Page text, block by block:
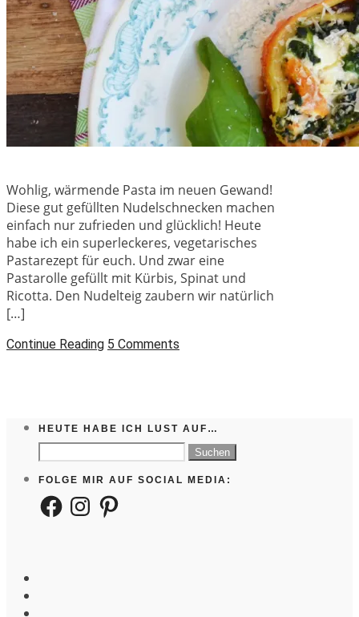
Wohlig, wärmende Pasta im neuen Gewand!
Diese gut gefüllten Nudelschnecken machen
einfach nur zufrieden und glücklich! Heute
habe ich ein superleckeres, vegetarisches
Pastarezept für euch. Und zwar eine
Pastarolle gefüllt mit Kürbis, Spinat und
Ricotta. Den Nudelteig zaubern wir natürlich
[…]
Continue Reading 5 Comments
HEUTE HABE ICH LUST AUF…
Suchen
nach:
FOLGE MIR AUF SOCIAL MEDIA:
FacebookInstagramPinterest